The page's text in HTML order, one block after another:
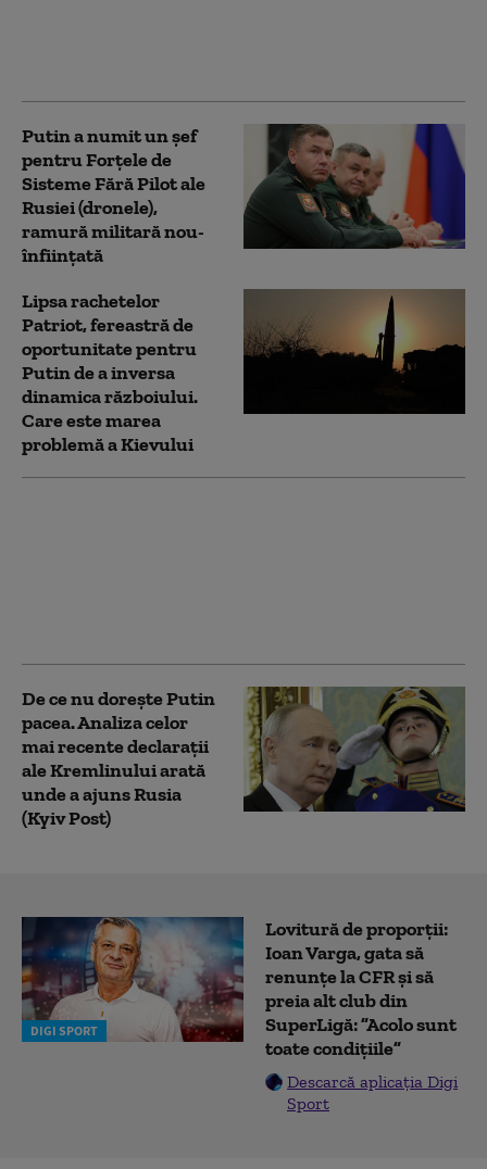
Putin a numit un șef
pentru Forțele de
Sisteme Fără Pilot ale
Rusiei (dronele),
ramură militară nou-
înființată
Lipsa rachetelor
Patriot, fereastră de
oportunitate pentru
Putin de a inversa
dinamica războiului.
Care este marea
problemă a Kievului
De ce nu dorește Putin
pacea. Analiza celor
mai recente declarații
ale Kremlinului arată
unde a ajuns Rusia
(Kyiv Post)
DIGI SPORT
Lovitură de proporții:
Ioan Varga, gata să
renunțe la CFR și să
preia alt club din
SuperLigă: ”Acolo sunt
toate condițiile”
Descarcă aplicația Digi
Sport